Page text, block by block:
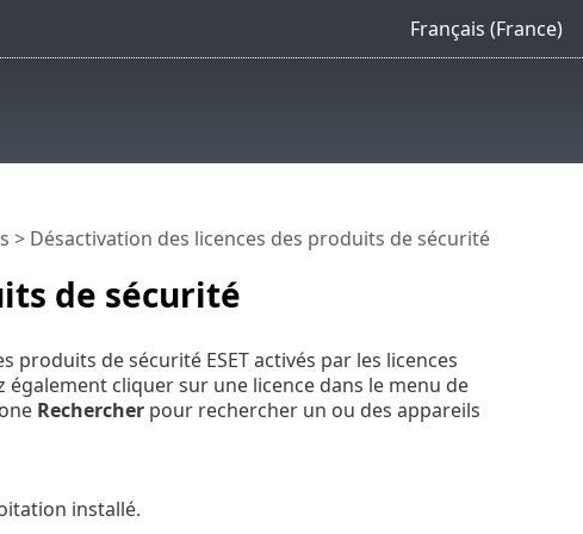
Français (France)
de sécurité
> Désactivation des licences des produits de sécurité
de sécurité ESET activés par les licences
également cliquer sur une licence dans le menu de
Rechercherpour rechercher un ou des appareils
installé.